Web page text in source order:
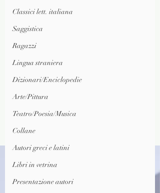
Classici lett. italiana
Saggistica
Ragazzi
Lingua straniera
Dizionari/Enciclopedie
Arte/Pittura
Teatro/Poesia/Musica
Collane
Autori greci e latini
Libri in vetrina
Presentazione autori